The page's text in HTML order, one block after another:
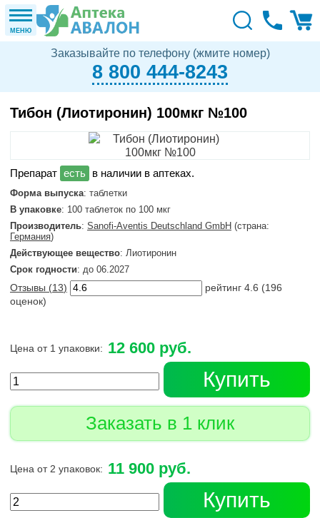
МЕНЮ
Заказывайте по телефону (жмите номер)
8 800 444-8243
Тибон (Лиотиронин) 100мкг №100
в наличии в аптеках.
Форма выпуска: таблетки
В упаковке: 100 таблеток по 100 мкг
Производитель: Sanofi-Aventis Deutschland GmbH (страна:
Германия)
Действующее вещество: Лиотиронин
Срок годности: до 06.2027
Отзывы (13) рейтинг 4.6 (196
оценок)
Цена от 1 упаковки: 12 600 руб.
Купить
Заказать в 1 клик
Цена от 2 упаковок: 11 900 руб.
Купить